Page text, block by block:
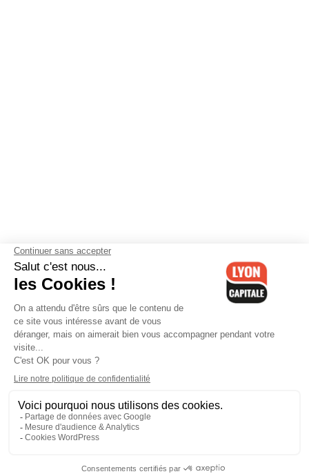
Contactez-nous-Mentions légales-CGV-Politique de
confidentialité-Gestion des cookies